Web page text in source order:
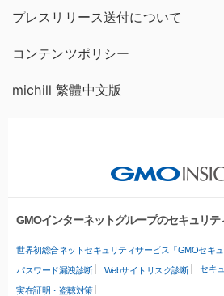
プレスリリース送付について
コンテンツポリシー
michill 繁體中文版
GMOインターネットグループのセキュリテ
世界初総合ネットセキュリティサービス「GMOセキュ
パスワード漏洩診断 Webサイトリスク診断 セキ
実在証明・盗聴対策